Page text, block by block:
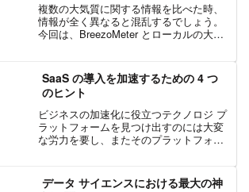
複数の大気質に関する情報を比べた時、
情報が全く異なると混乱するでしょう。
今回は、BreezoMeter とローカルの大気
る理由を考えてみましょう。異なる大気
質指標を見て...
SaaS の導入を加速するための 4 つ
のヒント
ビジネスの加速化に役立つテクノロジ プ
ラットフォームを見つけ出すのには大変
な労力を要し、またそのプラットフォー
は、SaaS プラットフォームの導入を加
データ サイエンスにおける最大の神